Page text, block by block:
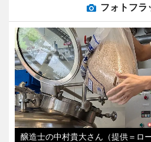
フォトフラ
醸造士の中村貴大さん（提供＝ロ